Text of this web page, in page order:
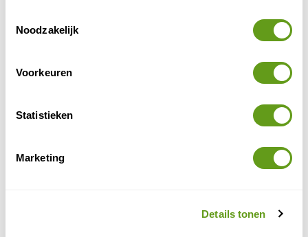
Noodzakelijk
Voorkeuren
Statistieken
Marketing
Details tonen
groepsreizen langs de parken van Tanzania én
All for Nature Travel - Off the beaten track
Ontdek de onbekende plekken van Tanzania
tijdens deze 15-daagse reis. O.a. Ruaha & Katavi